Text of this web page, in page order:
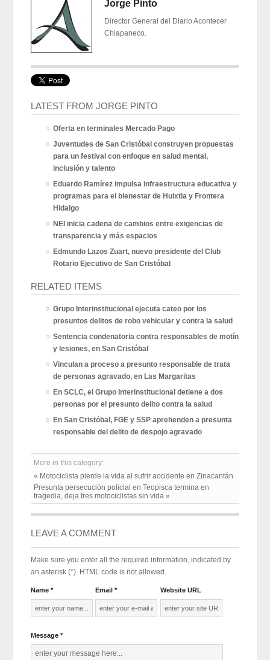
Jorge Pinto
Director General del Diario Acontecer
Chiapaneco.
LATEST FROM JORGE PINTO
Oferta en terminales Mercado Pago
Juventudes de San Cristóbal construyen propuestas
para un festival con enfoque en salud mental,
inclusión y talento
Eduardo Ramírez impulsa infraestructura educativa y
programas para el bienestar de Huixtla y Frontera
Hidalgo
NEI inicia cadena de cambios entre exigencias de
transparencia y más espacios
Edmundo Lazos Zuart, nuevo presidente del Club
Rotario Ejecutivo de San Cristóbal
RELATED ITEMS
Grupo Interinstitucional ejecuta cateo por los
presuntos delitos de robo vehicular y contra la salud
Sentencia condenatoria contra responsables de motín
y lesiones, en San Cristóbal
Vinculan a proceso a presunto responsable de trata
de personas agravado, en Las Margaritas
En SCLC, el Grupo Interinstitucional detiene a dos
personas por el presunto delito contra la salud
En San Cristóbal, FGE y SSP aprehenden a presunta
responsable del delito de despojo agravado
More in this category:
« Motociclista pierde la vida al sufrir accidente en Zinacantán
Presunta persecución policial en Teopisca termina en
tragedia, deja tres motociclistas sin vida »
LEAVE A COMMENT
Make sure you enter all the required information, indicated by
an asterisk (*). HTML code is not allowed.
Name * Email * Website URL
Message *